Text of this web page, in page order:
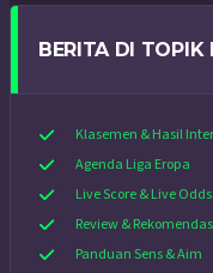
BERITA DI TOPIK
Klasemen & Hasil
Agenda Liga Eropa
Live Score & Live
Review &
Panduan Sens & Aim